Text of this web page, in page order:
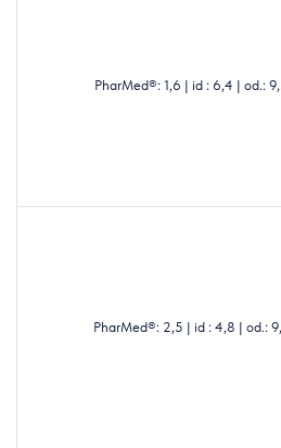
PharMed®: 1,6 | id : 6,4 | od.:
PharMed®: 2,5 | id : 4,8 | od.: